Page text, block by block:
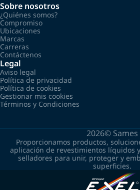
Sobre nosotros
¿Quiénes somos?
Compromiso
Ubicaciones
Marcas
Carreras
Contáctenos
Legal
Aviso legal
Política de privacidad
Política de cookies
Gestionar mis cookies
Términos y Condiciones
2026© Sames
Proporcionamos productos,
aplicación de revestimientos líquidos
selladores para unir, proteger y
superficies.